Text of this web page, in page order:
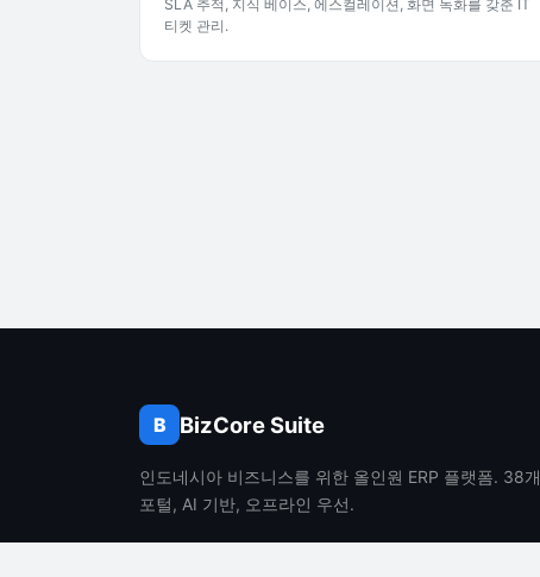
SLA 추적, 지식 베이스, 에스컬레이션, 화면 녹화를 갖춘 IT
티켓 관리.
B BizCore Suite
인도네시아 비즈니스를 위한 올인원 ERP 플랫폼. 38개
포털, AI 기반, 오프라인 우선.